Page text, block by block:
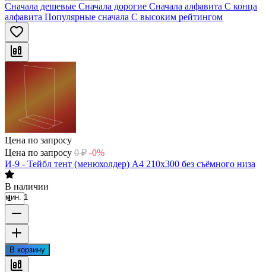
Сначала дешевые Сначала дорогие Сначала алфавита С конца
алфавита Популярные сначала С высоким рейтингом
Цена по запросу
Цена по запросу 0 ₽ -0%
И-9 - Тейбл тент (менюхолдер) А4 210х300 без съёмного низа
В наличии
мин. 1
В корзину